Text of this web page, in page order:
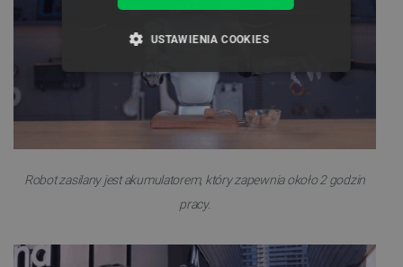
Robot zasilany jest akumulatorem, który zapewnia około 2 godzin
pracy.
USTAWIENIA COOKIES
NIEZBĘDNE WYDAJNOŚĆ
TARGETOWANIE
Niezbędne Wydajność Targetowanie